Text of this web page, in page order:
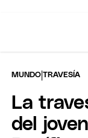
MUNDO |TRAVESÍA
La
del